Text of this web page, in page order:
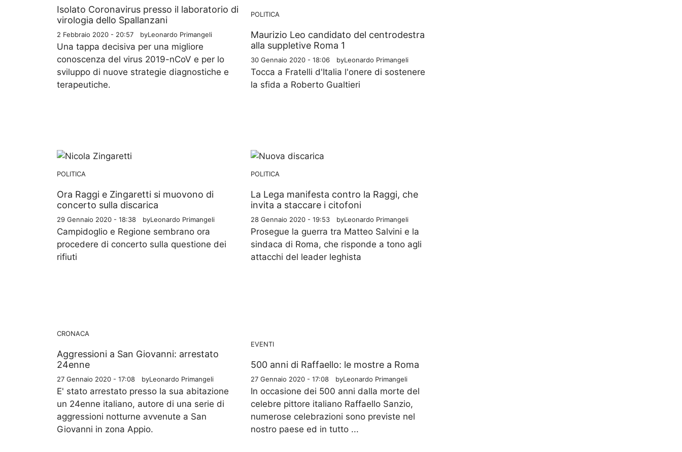
Isolato Coronavirus presso il laboratorio di
virologia dello Spallanzani
2 Febbraio 2020 - 20:57 byLeonardo Primangeli
Una tappa decisiva per una migliore
conoscenza del virus 2019-nCoV e per lo
sviluppo di nuove strategie diagnostiche e
terapeutiche.
POLITICA
Maurizio Leo candidato del centrodestra
alla suppletive Roma 1
30 Gennaio 2020 - 18:06 byLeonardo Primangeli
Tocca a Fratelli d'Italia l'onere di sostenere
la sfida a Roberto Gualtieri
POLITICA
Ora Raggi e Zingaretti si muovono di
concerto sulla discarica
29 Gennaio 2020 - 18:38 byLeonardo Primangeli
Campidoglio e Regione sembrano ora
procedere di concerto sulla questione dei
rifiuti
POLITICA
La Lega manifesta contro la Raggi, che
invita a staccare i citofoni
28 Gennaio 2020 - 19:53 byLeonardo Primangeli
Prosegue la guerra tra Matteo Salvini e la
sindaca di Roma, che risponde a tono agli
attacchi del leader leghista
CRONACA
Aggressioni a San Giovanni: arrestato
24enne
27 Gennaio 2020 - 17:08 byLeonardo Primangeli
E' stato arrestato presso la sua abitazione
un 24enne italiano, autore di una serie di
aggressioni notturne avvenute a San
Giovanni in zona Appio.
EVENTI
500 anni di Raffaello: le mostre a Roma
27 Gennaio 2020 - 17:08 byLeonardo Primangeli
In occasione dei 500 anni dalla morte del
celebre pittore italiano Raffaello Sanzio,
numerose celebrazioni sono previste nel
nostro paese ed in tutto ...